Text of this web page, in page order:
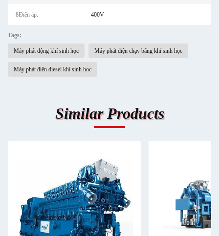
8Điện áp: 400V
Tags:
Máy phát động khí sinh học Máy phát điện chạy bằng khí sinh học
Máy phát điện diesel khí sinh học
Similar Products